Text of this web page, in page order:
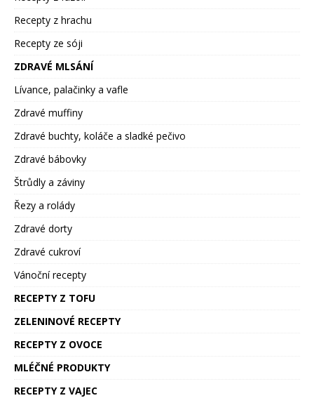
Recepty z hrachu
Recepty ze sóji
ZDRAVÉ MLSÁNÍ
Lívance, palačinky a vafle
Zdravé muffiny
Zdravé buchty, koláče a sladké pečivo
Zdravé bábovky
Štrůdly a záviny
Řezy a rolády
Zdravé dorty
Zdravé cukroví
Vánoční recepty
RECEPTY Z TOFU
ZELENINOVÉ RECEPTY
RECEPTY Z OVOCE
MLÉČNÉ PRODUKTY
RECEPTY Z VAJEC